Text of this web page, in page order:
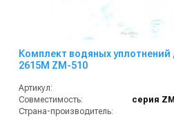
Комплект водяных
2615M ZM-510
Артикул:
Совместимость:
Страна-производитель: